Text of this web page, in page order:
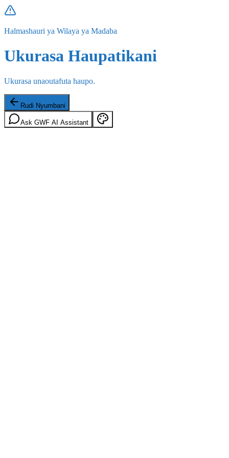
Halmashauri ya Wilaya ya Madaba
Ukurasa Haupatikani
Ukurasa unaoutafuta haupo.
Rudi Nyumbani
Ask GWF AI Assistant